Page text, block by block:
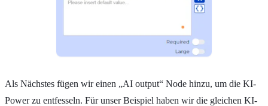
Als Nächstes fügen wir einen „AI output“ Node hinzu, um die KI-
Power zu entfesseln. Für unser Beispiel haben wir die gleichen KI-